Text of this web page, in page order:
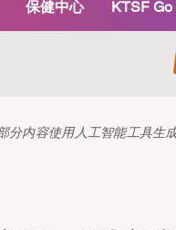
保健中心 KTSF Go
内容使用人工智能工具